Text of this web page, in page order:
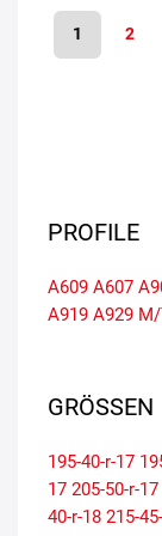
1 2
PROFILE
A609 A607
A919 A929
GRÖSSEN
195-40-r-17
17 205-50-r-17
40-r-18 215-